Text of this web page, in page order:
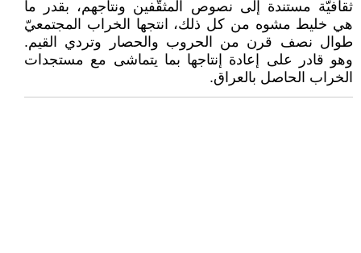
ثقافيّة مستندة إلى نصوص المثقّفين ونتاجهم، بقدر ما
هي خليط مشوه من كل ذلك، انتجها الخراب المجتمعيّ
طوال نصف قرن من الحروب والحصار وتردي القيم.
وهو قادر على إعادة إنتاجها بما يتماشى مع مستجدات
الخراب الحاصل بالعراق.